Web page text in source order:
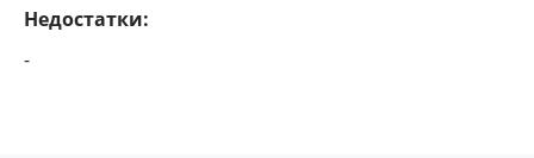
Недостатки:
-